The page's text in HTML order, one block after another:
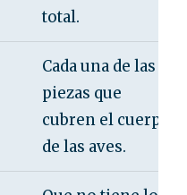
total.
Cada una de las
piezas que
cubren el cuerpo
de las aves.